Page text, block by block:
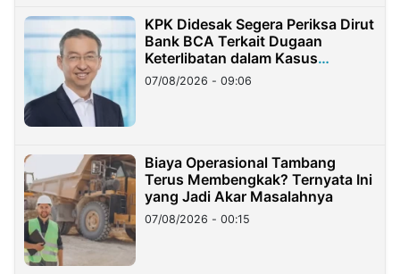
KPK Didesak Segera Periksa Dirut
Bank BCA Terkait Dugaan
Keterlibatan dalam Kasus
Hilangnya Dana Nasabah Rp2,58
Miliar
07/08/2026 - 09:06
Biaya Operasional Tambang
Terus Membengkak? Ternyata Ini
yang Jadi Akar Masalahnya
07/08/2026 - 00:15